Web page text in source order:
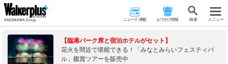
ニュース･連載 おでかけ情報 検 索 メニュー
【臨港パーク席と宿泊ホテルがセット】
花火を間近で堪能できる！「みなとみらいフェスティバ
ル」鑑賞ツアーを販売中